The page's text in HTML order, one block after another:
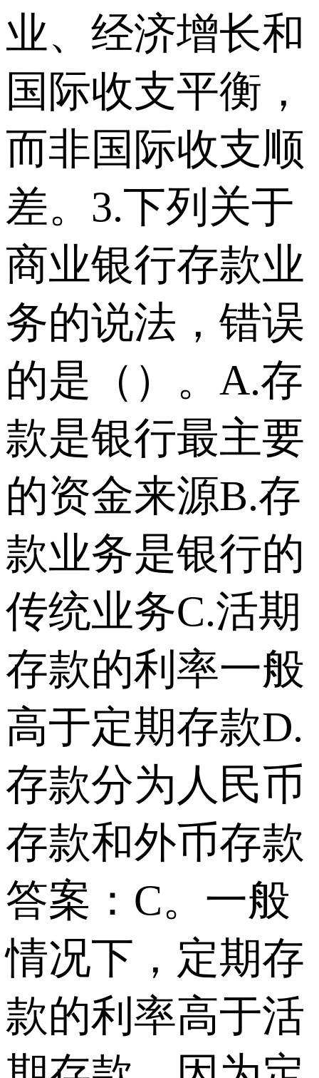
业、经济增长和
国际收支平衡，
而非国际收支顺
差。3.下列关于
商业银行存款业
务的说法，错误
的是（）。A.存
款是银行最主要
的资金来源B.存
款业务是银行的
传统业务C.活期
存款的利率一般
高于定期存款D.
存款分为人民币
存款和外币存款
答案：C。一般
情况下，定期存
款的利率高于活